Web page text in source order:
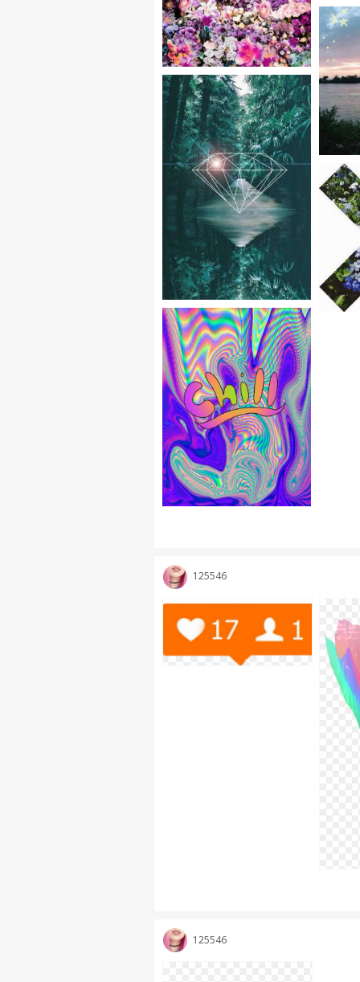
125546
125546